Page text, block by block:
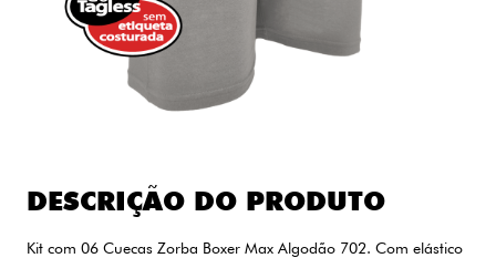
DESCRIÇÃO DO PRODUTO
Kit com 06 Cuecas Zorba Boxer Max Algodão 702. Com elástico